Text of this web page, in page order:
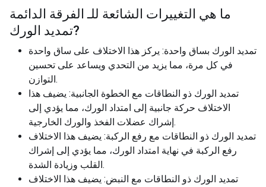
ما هي التغييرات الشائعة للـ الفرقة الدائمة
تمديد الورك?
تمديد الورك بساق واحدة: يركز هذا الاختلاف على ساق واحدة
في كل مرة، مما يزيد من التحدي ويساعد على تحسين
التوازن.
تمديد الورك ذو النطاقات مع الخطوة الجانبية: يضيف هذا
الاختلاف حركة جانبية إلى امتداد الورك، مما يؤدي إلى
إشراك عضلات الفخذ والورك الخارجية.
تمديد الورك ذو النطاقات مع رفع الركبة: يضيف هذا الاختلاف
رفع الركبة في نهاية امتداد الورك، مما يؤدي إلى إشراك
القلب وزيادة الشدة.
تمديد الورك ذو النطاقات مع النبض: يضيف هذا الاختلاف